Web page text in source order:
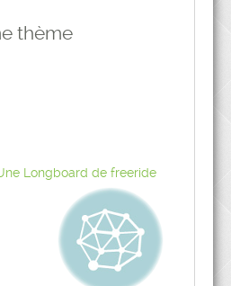
thème
Longboard de freeride